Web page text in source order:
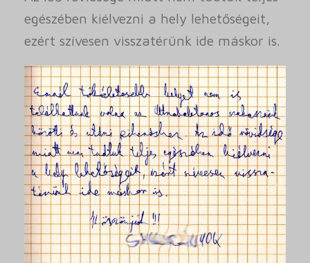
egészében kiélvezni a hely lehetőségeit,
ezért szívesen visszatérünk ide máskor is.